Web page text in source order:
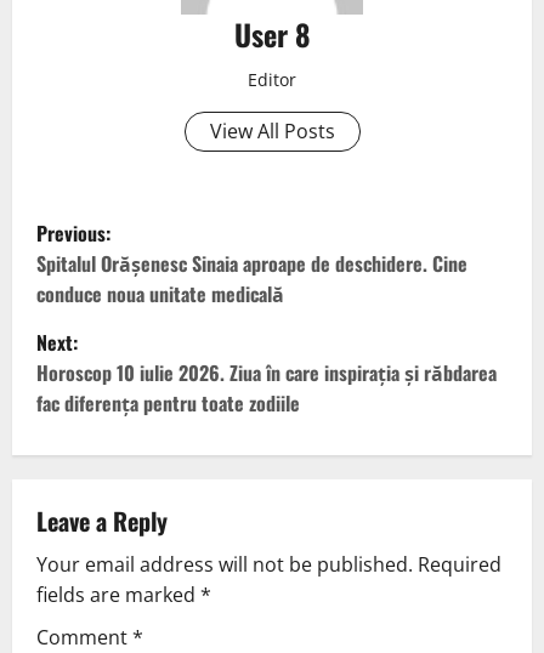
User 8
Editor
View All Posts
Previous:
Spitalul Orășenesc Sinaia aproape de deschidere. Cine
conduce noua unitate medicală
Next:
Horoscop 10 iulie 2026. Ziua în care inspirația și răbdarea
fac diferența pentru toate zodiile
Leave a Reply
Your email address will not be published. Required
fields are marked *
Comment*